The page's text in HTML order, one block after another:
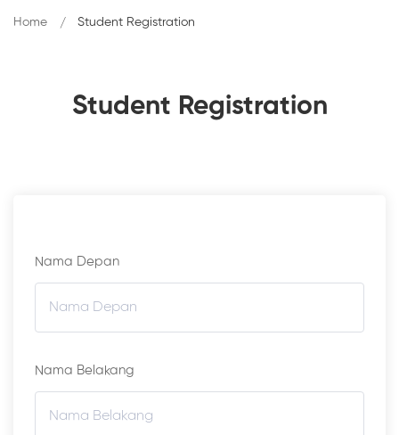
Student Registration
Home Student Registration
Nama Depan
Nama Belakang